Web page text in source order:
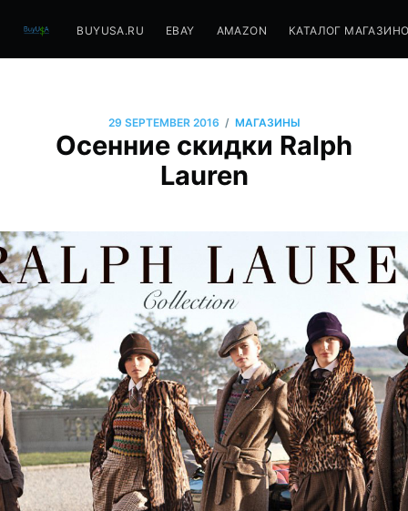
BUYUSA.RU EBAY AMAZON КАТАЛОГ
29 SEPTEMBER 2016 / МАГАЗИНЫ
Осенние скидки Ralph
Lauren